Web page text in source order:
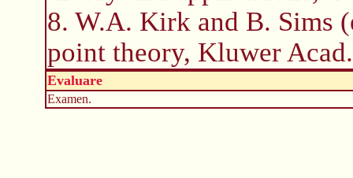
8. W.A. Kirk and B. Sims
point theory, Kluwer
Evaluare
Examen.